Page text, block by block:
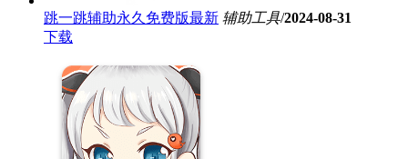
跳一跳辅助永久免费版最新 辅助工具/2024-08-31
下载